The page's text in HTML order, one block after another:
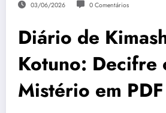
03/06/2026 0 Comentários
Diário de
Kotuno: Decifre
Mistério em PDF